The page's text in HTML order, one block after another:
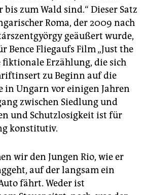
zum Wald sind.“ Dieser Satz
Roma, der 2009 nach
geäußert wurde,
Bence Fliegaufs Film „Just the
fiktionale Erzählung, die sich
zu Beginn auf die
in Ungarn vor einigen Jahren
zwischen Siedlung und
und Schutzlosigkeit ist für
konstitutiv.
wir den Jungen Rio, wie er
auf der langsam ein
fährt. Weder ist